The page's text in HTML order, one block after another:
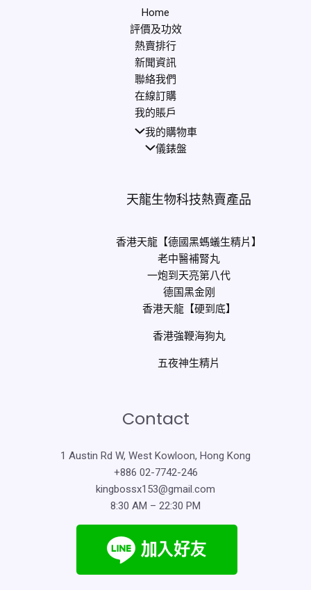
Home
評價及功效
熱賣排行
新聞資訊
聯絡我們
在線訂購
我的賬戶
我的購物車
儀錶盤
天龍生物科技熱賣產品
香港天龍【德國黑螞蟻生精片】
老中醫補腎丸
一炮到天亮第八代
德国黑金刚
香港天龍【硬到底】
香港強鞭海狗丸
五夜神生精片
Contact
1 Austin Rd W, West Kowloon, Hong Kong
+886 02-7742-246
kingbossx153@gmail.com
8:30 AM – 22:30 PM